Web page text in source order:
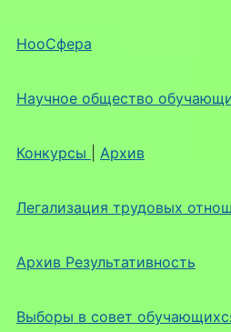
НооСфера
Научное общество
Конкурсы Архив
Легализация трудовых
Архив Результативность
Выборы в совет